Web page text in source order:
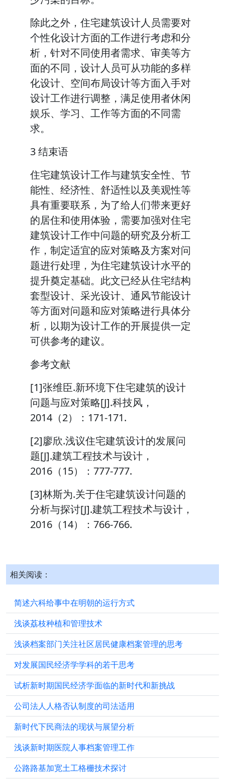
除此之外，住宅建筑设计人员需要对
个性化设计方面的工作进行考虑和分
析，针对不同使用者需求、审美等方
面的不同，设计人员可从功能的多样
化设计、空间布局设计等方面入手对
设计工作进行调整，满足使用者休闲
娱乐、学习、工作等方面的不同需
求。
3 结束语
住宅建筑设计工作与建筑安全性、节
能性、经济性、舒适性以及美观性等
具有重要联系，为了给人们带来更好
的居住和使用体验，需要加强对住宅
建筑设计工作中问题的研究及分析工
作，制定适宜的应对策略及方案对问
题进行处理，为住宅建筑设计水平的
提升奠定基础。此文已经从住宅结构
套型设计、采光设计、通风节能设计
等方面对问题和应对策略进行具体分
析，以期为设计工作的开展提供一定
可供参考的建议。
参考文献
[1]张维臣.新环境下住宅建筑的设计
问题与应对策略[J].科技风，
2014（2）：171-171.
[2]廖欣.浅议住宅建筑设计的发展问
题[J].建筑工程技术与设计，
2016（15）：777-777.
[3]林斯为.关于住宅建筑设计问题的
分析与探讨[J].建筑工程技术与设计，
2016（14）：766-766.
相关阅读：
简述六科给事中在明朝的运行方式
浅谈荔枝种植和管理技术
浅谈档案部门关注社区居民健康档案管理的思考
对发展国民经济学学科的若干思考
试析新时期国民经济学面临的新时代和新挑战
公司法人人格否认制度的司法适用
新时代下民商法的现状与展望分析
浅谈新时期医院人事档案管理工作
公路路基加宽土工格栅技术探讨